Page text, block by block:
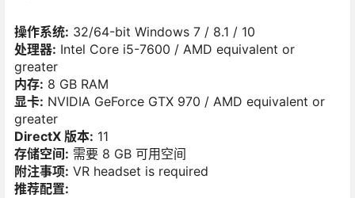
操作系统: 32/64-bit Windows 7 / 8.1 / 10
处理器: Intel Core i5-7600 / AMD equivalent or
greater
内存: 8 GB RAM
显卡: NVIDIA GeForce GTX 970 / AMD equivalent or
greater
DirectX 版本: 11
存储空间: 需要 8 GB 可用空间
附注事项: VR headset is required
推荐配置: